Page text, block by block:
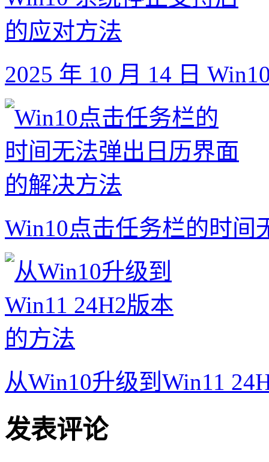
2025 年 10 月 14 日
Win10点击任务栏的时间
从Win10升级到Win11
发表评论